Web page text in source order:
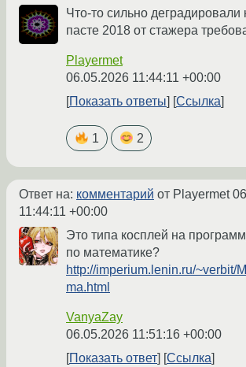
Что-то сильно деградировали
пасте 2018 от стажера
Playermet
06.05.2026 11:44:11 +00:00
Показать ответы
Ссылка
1 2
Ответ на: комментарий от Playermet
11:44:11 +00:00
Это типа косплей на
по математике?
http://imperium.lenin.ru/~verbit/
ma.html
VanyaZay
06.05.2026 11:51:16 +00:00
Показать ответ
Ссылка